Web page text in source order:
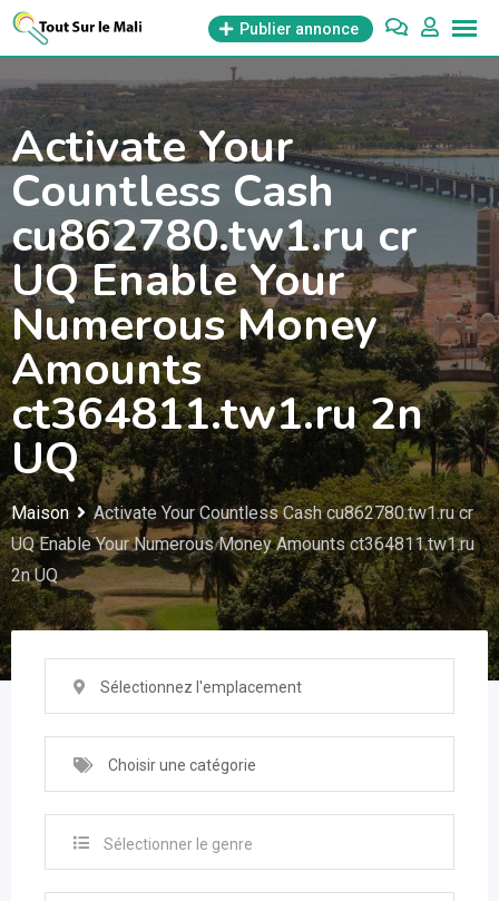
Aller
Publier annonce
Activate Your
Countless Cash
cu862780.tw1.ru cr
UQ Enable Your
Numerous Money
Amounts
ct364811.tw1.ru 2n
UQ
Maison
Activate Your Countless Cash cu862780.tw1.ru cr
UQ Enable Your Numerous Money Amounts ct364811.tw1.ru
2n UQ
Sélectionnez l'emplacement
Choisir une catégorie
Sélectionner le genre